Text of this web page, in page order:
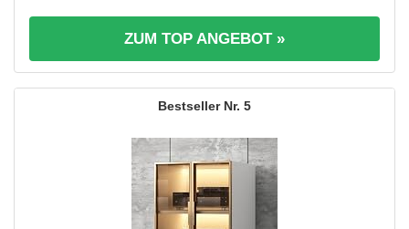
ZUM TOP ANGEBOT »
5